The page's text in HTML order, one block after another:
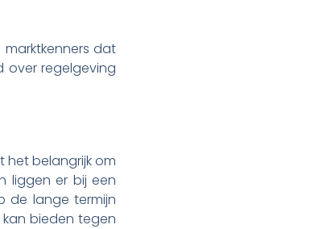
dat
over regelgeving
het belangrijk om
liggen er bij een
de lange termijn
bieden tegen